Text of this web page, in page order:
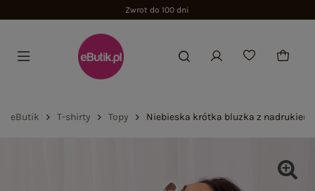
Zwrot do 100 dni
eButik T-shirty Topy Niebieska krótka bluzka z